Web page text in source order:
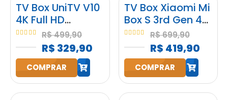
h
TV Box UniTV V10
4K Full HD
Android
R$499,90
R$ 329,90
COMPRAR
h
TV Box Xiaomi Mi
Box S 3rd Gen 4K
2GB RAM 32GB
Google
Assistente
R$699,90
R$ 419,90
COMPRAR